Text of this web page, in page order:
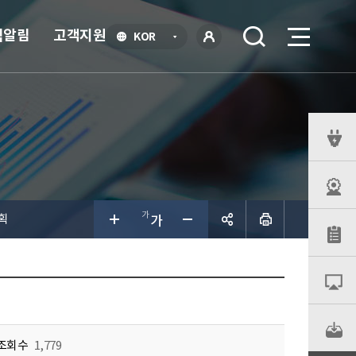
KOR언
그인
림 고객지원
회수 1,779
뉴